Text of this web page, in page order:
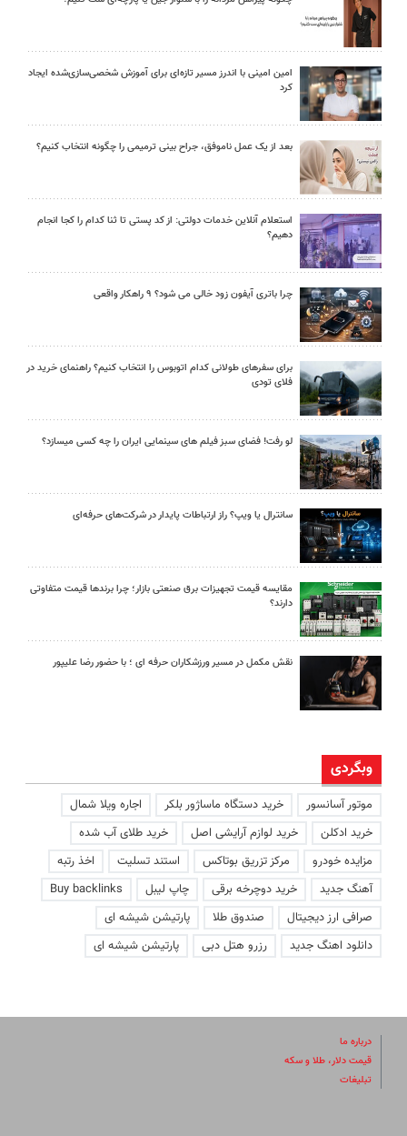
امین امینی با اندرز مسیر تازه‌ای برای آموزش شخصی‌سازی‌شده ایجاد
کرد
بعد از یک عمل ناموفق، جراح بینی ترمیمی را چگونه انتخاب کنیم؟
استعلام آنلاین خدمات دولتی: از کد پستی تا ثنا کدام را کجا انجام
دهیم؟
چرا باتری آیفون زود خالی می شود؟ ۹ راهکار واقعی
برای سفرهای طولانی کدام اتوبوس را انتخاب کنیم؟ راهنمای خرید در
فلای تودی
لو رفت! فضای سبز فیلم های سینمایی ایران را چه کسی میسازد؟
سانترال یا ویپ؟ راز ارتباطات پایدار در شرکت‌های حرفه‌ای
مقایسه قیمت تجهیزات برق صنعتی بازار؛ چرا برندها قیمت متفاوتی
دارند؟
نقش مکمل در مسیر ورزشکاران حرفه ای ؛ با حضور رضا علیپور
وبگردی
موتور آسانسور خرید دستگاه ماساژور بلکر
اجاره ویلا شمال
خرید ادکلن
خرید لوازم آرایشی اصل
خرید طلای آب شده
مزایده خودرو
مرکز تزریق بوتاکس استند تسلیت
اخذ رتبه
آهنگ جدید
خرید دوچرخه برقی چاپ لیبل
Buy backlinks
صرافی ارز دیجیتال
صندوق طلا
پارتیشن شیشه ای
دانلود اهنگ جدید
رزرو هتل دبی پارتیشن شیشه ای
درباره ما
قیمت دلار، طلا و سکه
تبلیغات